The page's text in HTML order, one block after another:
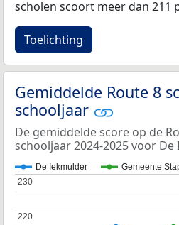
scholen scoort meer dan 211
Toelichting
Gemiddelde Route 8
schooljaar
De gemiddelde score op de
schooljaar 2024-2025 voor
De Iekmulder Gemeente
220
220
230
230